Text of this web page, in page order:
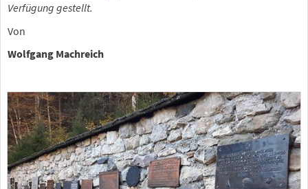
Verfügung gestellt.
Von
Wolfgang Machreich